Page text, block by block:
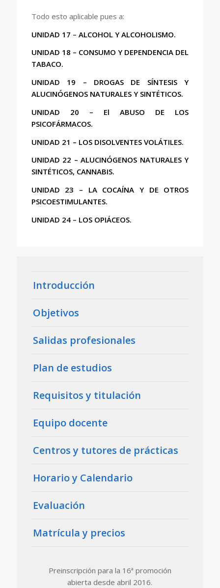
Todo esto aplicable pues a:
UNIDAD 17 – ALCOHOL Y ALCOHOLISMO.
UNIDAD 18 – CONSUMO Y DEPENDENCIA DEL
TABACO.
UNIDAD 19 – DROGAS DE SÍNTESIS Y
ALUCINÓGENOS NATURALES Y SINTÉTICOS.
UNIDAD 20 – El ABUSO DE LOS
PSICOFÁRMACOS.
UNIDAD 21 – LOS DISOLVENTES VOLÁTILES.
UNIDAD 22 – ALUCINÓGENOS NATURALES Y
SINTÉTICOS, CANNABIS.
UNIDAD 23 – LA COCAÍNA Y DE OTROS
PSICOESTIMULANTES.
UNIDAD 24 – LOS OPIÁCEOS.
Introducción
Objetivos
Salidas profesionales
Plan de estudios
Requisitos y titulación
Equipo docente
Centros y tutores de prácticas
Horario y Calendario
Evaluación
Matrícula y precios
Preinscripción para la 16ª promoción
abierta desde abril 2016.